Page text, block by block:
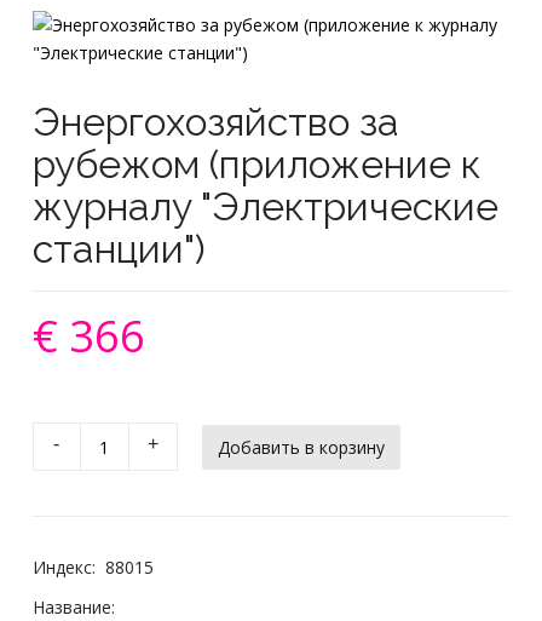
Энергохозяйство за
рубежом (приложение к
журналу "Электрические
станции")
€ 366
- +
Индекс: 88015
Название: